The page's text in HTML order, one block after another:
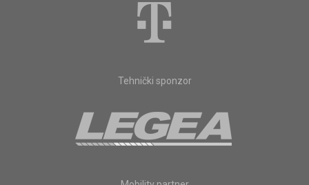
Tehnički sponzor